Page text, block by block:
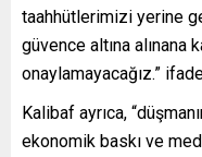
taahhütlerimizi yerine
güvence altına alınana
onaylamayacağız.”
Kalibaf ayrıca,
ekonomik baskı ve